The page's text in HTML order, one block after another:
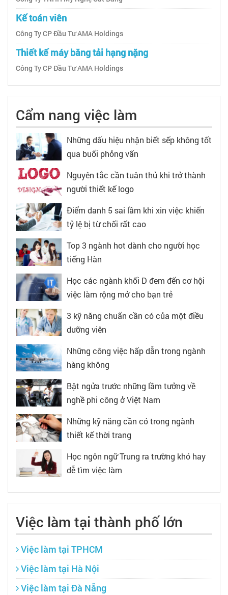
Kế toán viên
Công Ty CP Đầu Tư AMA Holdings
Thiết kế máy băng tải hạng nặng
Công Ty CP Đầu Tư AMA Holdings
Cẩm nang việc làm
Những dấu hiệu nhận biết sếp không tốt
qua buổi phỏng vấn
Nguyên tắc cần tuân thủ khi trở thành
người thiết kế logo
Điểm danh 5 sai lầm khi xin việc khiến
tỷ lệ bị từ chối rất cao
Top 3 ngành hot dành cho người học
tiếng Hàn
Học các ngành khối D đem đến cơ hội
việc làm rộng mở cho bạn trẻ
3 kỹ năng chuẩn cần có của một điều
dưỡng viên
Những công việc hấp dẫn trong ngành
hàng không
Bật ngửa trước những lầm tưởng về
nghề phi công ở Việt Nam
Những kỹ năng cần có trong ngành
thiết kế thời trang
Học ngôn ngữ Trung ra trường khó hay
dễ tìm việc làm
Việc làm tại thành phố lớn
Việc làm tại TPHCM
Việc làm tại Hà Nội
Việc làm tại Đà Nẵng